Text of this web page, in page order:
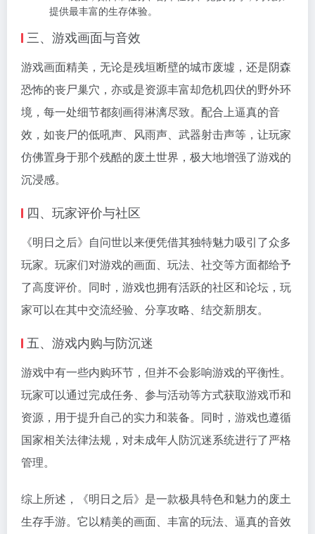
提供最丰富的生存体验。
三、游戏画面与音效
游戏画面精美，无论是残垣断壁的城市废墟，还是阴森
恐怖的丧尸巢穴，亦或是资源丰富却危机四伏的野外环
境，每一处细节都刻画得淋漓尽致。配合上逼真的音
效，如丧尸的低吼声、风雨声、武器射击声等，让玩家
仿佛置身于那个残酷的废土世界，极大地增强了游戏的
沉浸感。
四、玩家评价与社区
《明日之后》自问世以来便凭借其独特魅力吸引了众多
玩家。玩家们对游戏的画面、玩法、社交等方面都给予
了高度评价。同时，游戏也拥有活跃的社区和论坛，玩
家可以在其中交流经验、分享攻略、结交新朋友。
五、游戏内购与防沉迷
游戏中有一些内购环节，但并不会影响游戏的平衡性。
玩家可以通过完成任务、参与活动等方式获取游戏币和
资源，用于提升自己的实力和装备。同时，游戏也遵循
国家相关法律法规，对未成年人防沉迷系统进行了严格
管理。
综上所述，《明日之后》是一款极具特色和魅力的废土
生存手游。它以精美的画面、丰富的玩法、逼真的音效